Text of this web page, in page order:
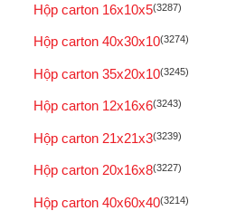
Hộp carton 16x10x5(3287)
Hộp carton 40x30x10(3274)
Hộp carton 35x20x10(3245)
Hộp carton 12x16x6(3243)
Hộp carton 21x21x3(3239)
Hộp carton 20x16x8(3227)
Hộp carton 40x60x40(3214)